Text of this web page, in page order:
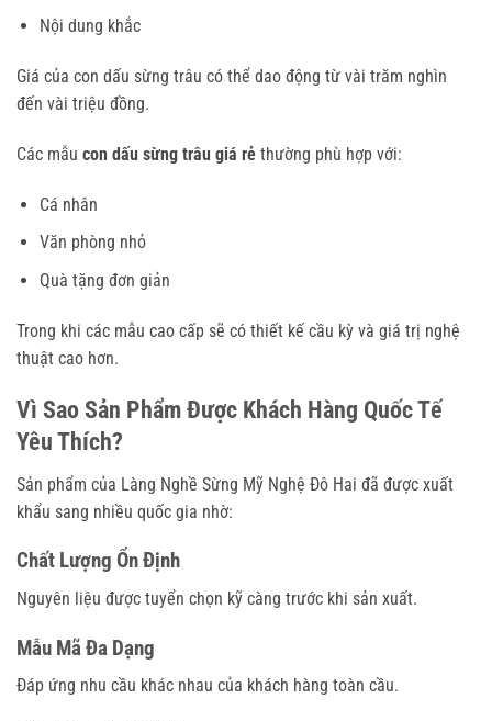
Nội dung khắc
Giá của con dấu sừng trâu có thể dao động từ vài trăm nghìn
đến vài triệu đồng.
Các mẫu con dấu sừng trâu giá rẻ thường phù hợp với:
Cá nhân
Văn phòng nhỏ
Quà tặng đơn giản
Trong khi các mẫu cao cấp sẽ có thiết kế cầu kỳ và giá trị nghệ
thuật cao hơn.
Vì Sao Sản Phẩm Được Khách Hàng Quốc Tế
Yêu Thích?
Sản phẩm của Làng Nghề Sừng Mỹ Nghệ Đô Hai đã được xuất
khẩu sang nhiều quốc gia nhờ:
Chất Lượng Ổn Định
Nguyên liệu được tuyển chọn kỹ càng trước khi sản xuất.
Mẫu Mã Đa Dạng
Đáp ứng nhu cầu khác nhau của khách hàng toàn cầu.